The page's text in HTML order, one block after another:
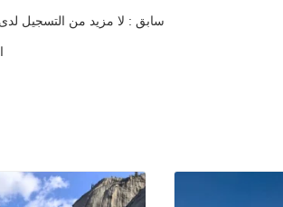
سابق : لا مزيد من التسجيل لدى